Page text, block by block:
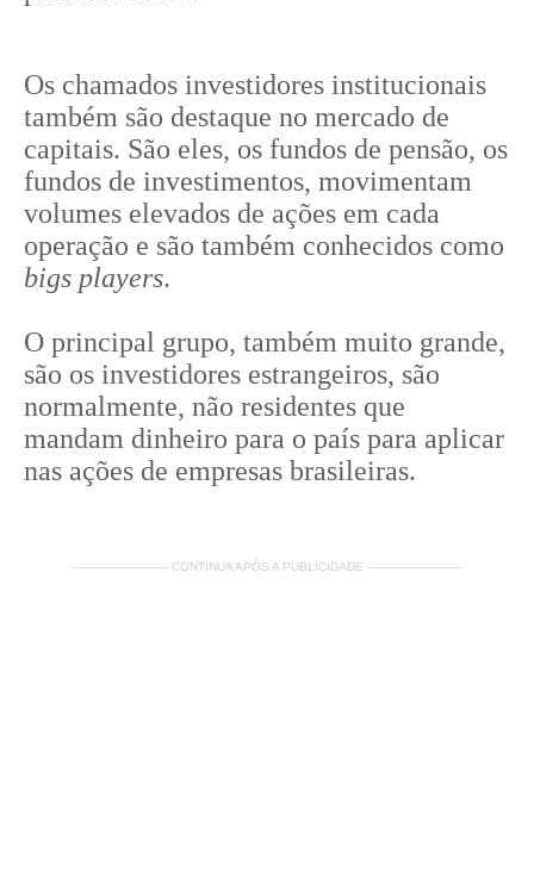
Os chamados investidores institucionais
também são destaque no mercado de
capitais. São eles, os fundos de pensão, os
fundos de investimentos, movimentam
volumes elevados de ações em cada
operação e são também conhecidos como
bigs players.
O principal grupo, também muito grande,
são os investidores estrangeiros, são
normalmente, não residentes que
mandam dinheiro para o país para aplicar
nas ações de empresas brasileiras.
———————— CONTINUA APÓS A PUBLICIDADE ————————